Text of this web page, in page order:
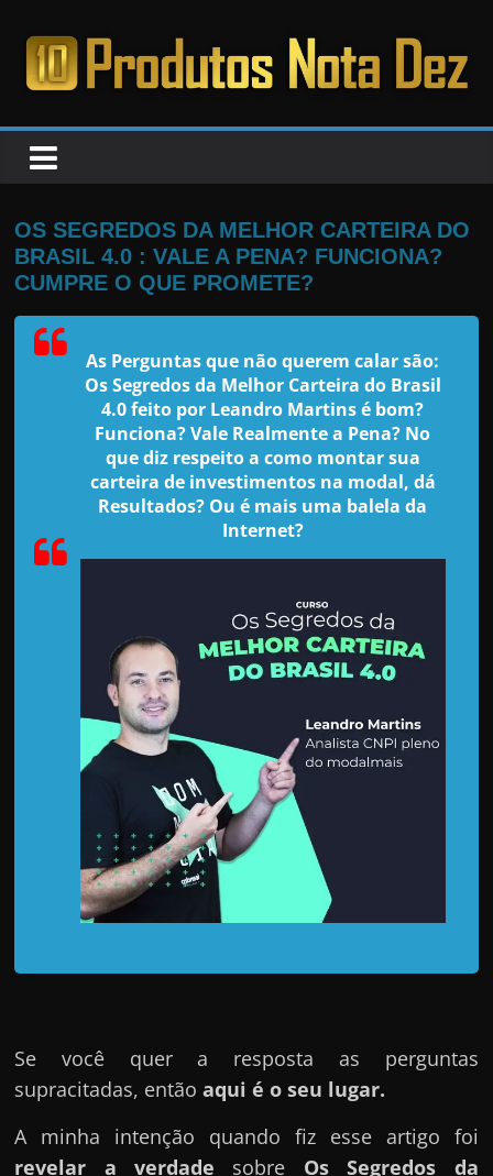
para
conteúdo
PRODUTOS
NOTA
DEZ
C
a
l
e
h
OS SEGREDOS DA MELHOR CARTEIRA DO
BRASIL 4.0 : VALE A PENA? FUNCIONA?
CUMPRE O QUE PROMETE?
As Perguntas que não querem calar são:
Os Segredos da Melhor Carteira do Brasil
4.0 feito por Leandro Martins é bom?
Funciona? Vale Realmente a Pena? No
que diz respeito a como montar sua
carteira de investimentos na modal, dá
Resultados? Ou é mais uma balela da
Internet?
Se você quer a resposta as perguntas
supracitadas, então aqui é o seu lugar.
A minha intenção quando fiz esse artigo foi
revelar a verdade sobre Os Segredos da